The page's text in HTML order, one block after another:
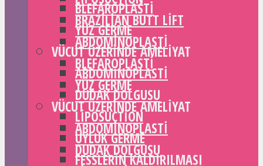
BLEFAROPLASTI
YÜZ GERME
VÜCUT ÜZERINDE AMELIYAT
ABDOMINOPLASTI
DUDAK DOLGUSU
LIPOSUCTION
UYLUK GERME
FESSLERIN KALDIRILMASI
BRAZILIAN BUTT LIFT
ABDOMINOPLASTI
BLEFAROPLASTI
YÜZ GERME
VÜCUT ÜZERINDE AMELIYAT
ABDOMINOPLASTI
DUDAK DOLGUSU